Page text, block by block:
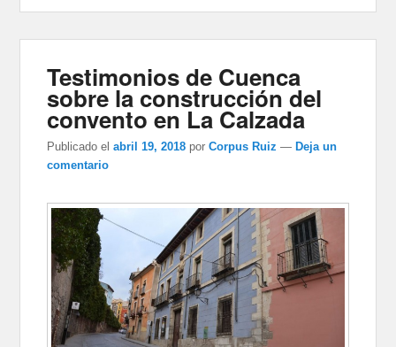
Testimonios de Cuenca
sobre la construcción del
convento en La Calzada
Publicado el abril 19, 2018 porCorpus Ruiz — Deja un
comentario